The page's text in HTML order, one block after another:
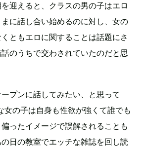
迎えると、クラスの男の子はエロ
に話し合い始めるのに対し、女の
ともエロに関することは話題にさ
のうちで交わされていたのだと思
プンに話してみたい、と思って
女の子は自身も性欲が強くて誰でも
ったイメージで誤解されることも
日の教室でエッチな雑誌を回し読